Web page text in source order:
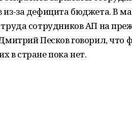
за дефицита бюджета. В
сотрудников АП на
Песков говорил, что
в стране пока нет.